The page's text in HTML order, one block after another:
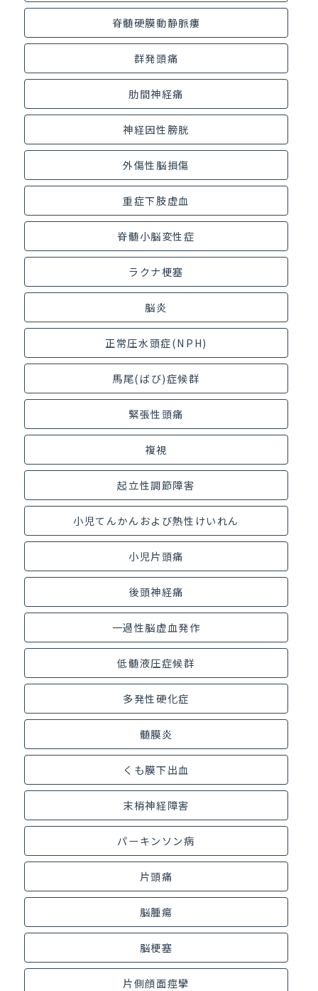
脊髄硬膜動静脈瘻
群発頭痛
肋間神経痛
神経因性膀胱
外傷性脳損傷
重症下肢虚血
脊髄小脳変性症
ラクナ梗塞
脳炎
正常圧水頭症(NPH)
馬尾(ばび)症候群
緊張性頭痛
複視
起立性調節障害
小児てんかんおよび熱性けいれん
小児片頭痛
後頭神経痛
一過性脳虚血発作
低髄液圧症候群
多発性硬化症
髄膜炎
くも膜下出血
末梢神経障害
パーキンソン病
片頭痛
脳腫瘍
脳梗塞
片側顔面痙攣